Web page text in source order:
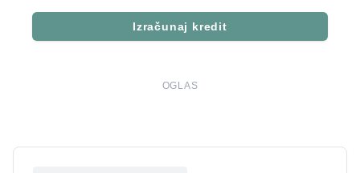
Izračunaj kredit
OGLAS